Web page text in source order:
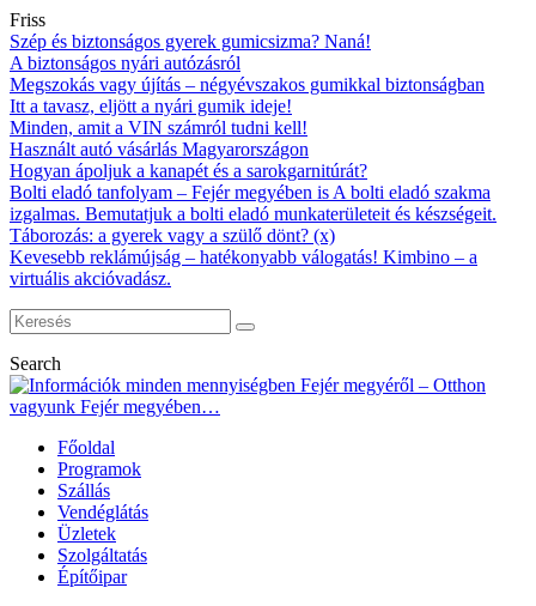
Friss
Szép és biztonságos gyerek gumicsizma? Naná!
A biztonságos nyári autózásról
Megszokás vagy újítás – négyévszakos gumikkal biztonságban
Itt a tavasz, eljött a nyári gumik ideje!
Minden, amit a VIN számról tudni kell!
Használt autó vásárlás Magyarországon
Hogyan ápoljuk a kanapét és a sarokgarnitúrát?
Bolti eladó tanfolyam – Fejér megyében is A bolti eladó szakma
izgalmas. Bemutatjuk a bolti eladó munkaterületeit és készségeit.
Táborozás: a gyerek vagy a szülő dönt? (x)
Kevesebb reklámújság – hatékonyabb válogatás! Kimbino – a
virtuális akcióvadász.
Search
Főoldal
Programok
Szállás
Vendéglátás
Üzletek
Szolgáltatás
Építőipar